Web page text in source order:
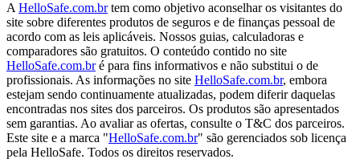
A HelloSafe.com.brtem como objetivo aconselhar os visitantes do
site sobre diferentes produtos de seguros e de finanças pessoal de
acordo com as leis aplicáveis. Nossos guias, calculadoras e
comparadores são gratuitos. O conteúdo contido no site
HelloSafe.com.bré para fins informativos e não substitui o de
profissionais. As informações no site HelloSafe.com.br, embora
estejam sendo continuamente atualizadas, podem diferir daquelas
encontradas nos sites dos parceiros. Os produtos são apresentados
sem garantias. Ao avaliar as ofertas, consulte o T&C dos parceiros.
Este site e a marca "HelloSafe.com.br" são gerenciados sob licença
pela HelloSafe. Todos os direitos reservados.